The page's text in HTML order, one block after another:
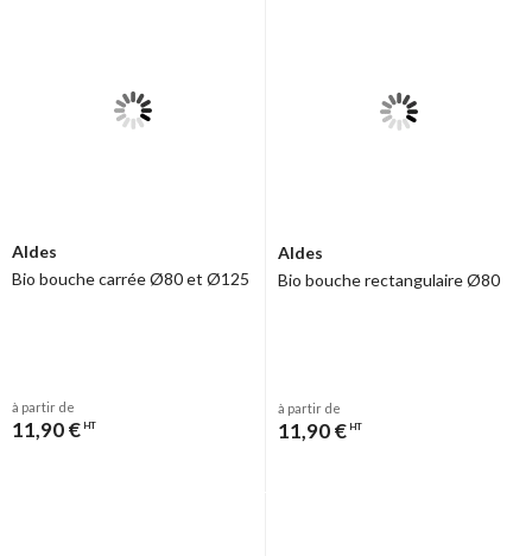
Aldes
Bio bouche carrée Ø80 et Ø125
à partir de
11,90 € HT
Aldes
Bio bouche rectangulaire Ø80
à partir de
11,90 € HT